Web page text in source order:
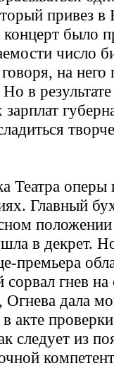
привез
было
число
на него
в результате
Театра оперы
Главный
в декрет.
премьера
гнев на
Огнева дала
акте
следует из